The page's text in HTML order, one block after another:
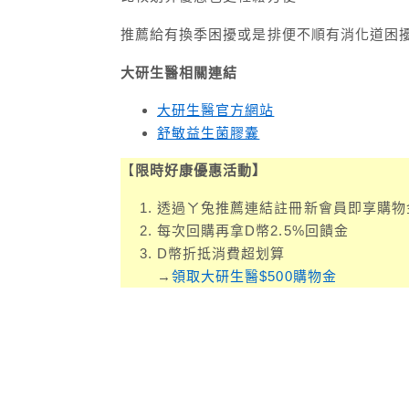
推薦給有換季困擾或是排便不順有消化道困
大研生醫相關連結
大研生醫官方網站
舒敏益生菌膠囊
【 限時好康優惠活動】
透過ㄚ兔推薦連結註冊新會員即享購
每次回購再拿D幣2.5%回饋金
D幣折抵消費超划算
→領取大研生醫$500購物金